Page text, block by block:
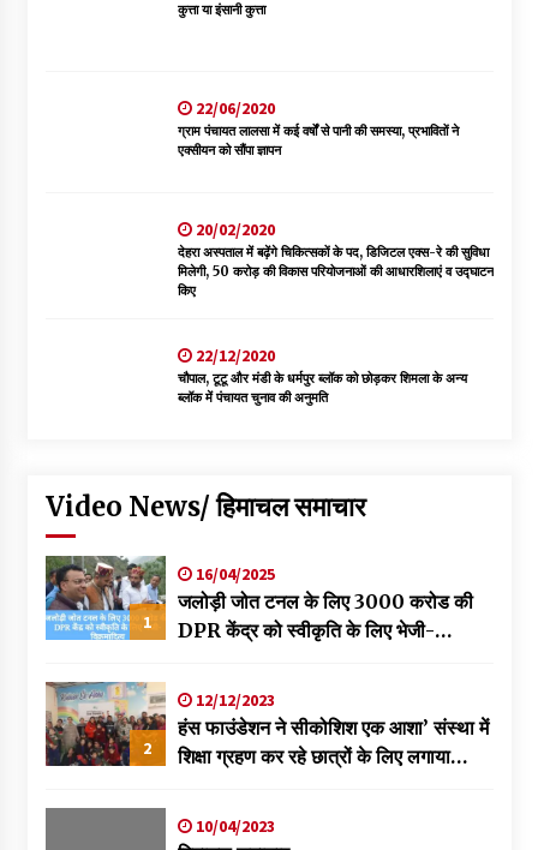
कुत्ता या इंसानी कुत्ता
22/06/2020
ग्राम पंचायत लालसा में कई वर्षों से पानी की समस्या, प्रभावितों ने
एक्सीयन को सौंपा ज्ञापन
20/02/2020
देहरा अस्पताल में बढ़ेंगे चिकित्सकों के पद, डिजिटल एक्स-रे की सुविधा
मिलेगी, 50 करोड़ की विकास परियोजनाओं की आधारशिलाएं व उद्घाटन
किए
22/12/2020
चौपाल, टूटू और मंडी के धर्मपुर ब्लॉक को छोड़कर शिमला के अन्य
ब्लॉक में पंचायत चुनाव की अनुमति
Video News/ हिमाचल समाचार
1
16/04/2025
जलोड़ी जोत टनल के लिए 3000 करोड की
DPR केंद्र को स्वीकृति के लिए भेजी-
2
12/12/2023
हंस फाउंडेशन ने सीकोशिश एक आशा’ संस्था में
शिक्षा ग्रहण कर रहे छात्रों के लिए लगाया
10/04/2023